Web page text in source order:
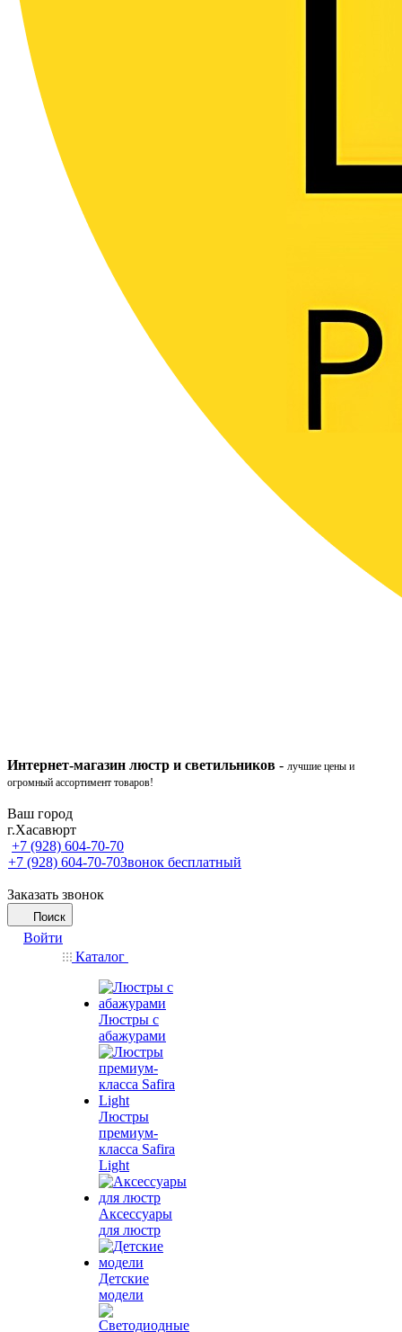
Интернет-магазин люстр и светильников - лучшие цены и
огромный ассортимент товаров!
Ваш город
г.Хасавюрт
+7 (928) 604-70-70
+7 (928) 604-70-70Звонок бесплатный
Заказать звонок
Поиск
Войти
Каталог
Люстры с
абажурами
Люстры
премиум-
класса Safira
Light
Аксессуары
для люстр
Детские
модели